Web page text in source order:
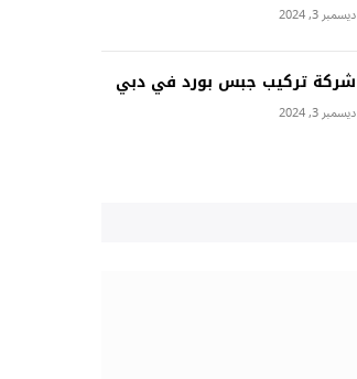
ديسمبر 3, 2024
شركة تركيب جبس بورد في دبي
ديسمبر 3, 2024